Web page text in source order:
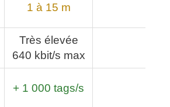
1 à 15 m
Très élevée
640 kbit/s max
+ 1 000 tags/s